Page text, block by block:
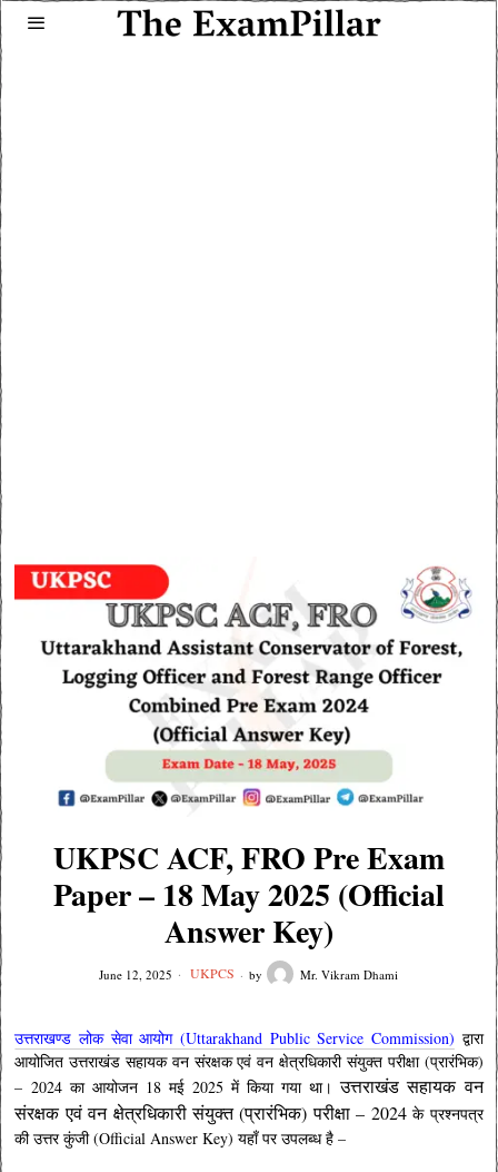
UKPSC ACF, FRO Pre Exam
Paper – 18 May 2025 (Official
Answer Key)
June 12, 2025 UKPCS by Mr. Vikram Dhami
उत्तराखण्ड लोक सेवा आयोग (Uttarakhand Public Service Commission) द्वारा
आयोजित उत्तराखंड सहायक वन संरक्षक एवं वन क्षेत्रधिकारी संयुक्त परीक्षा(प्रारंभिक)
– 2024 का आयोजन 18 मई 2025 में किया गया था।उत्तराखंड सहायक वन
संरक्षक एवं वन क्षेत्रधिकारी संयुक्त (प्रारंभिक) परीक्षा – 2024के प्रश्नपत्र
की उत्तर कुंजी (Official Answer Key) यहाँ पर उपलब्ध है –